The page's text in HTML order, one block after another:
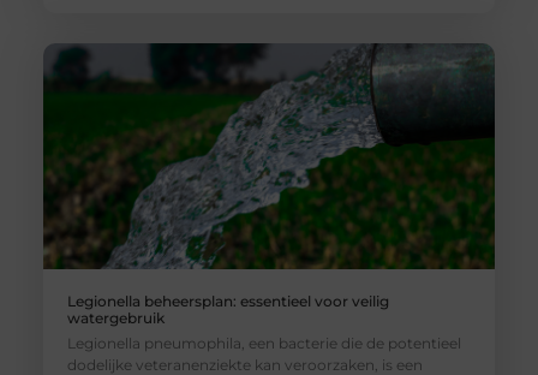
Legionella beheersplan: essentieel voor veilig
watergebruik
Legionella pneumophila, een bacterie die de potentieel
dodelijke veteranenziekte kan veroorzaken, is een